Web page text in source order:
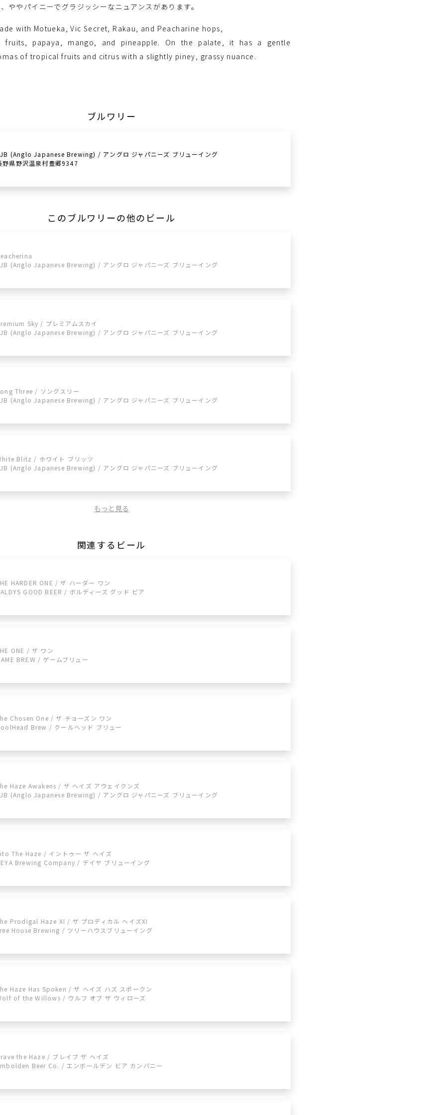
ややパイニーでグラジッシーなニュアンスがあります。
with Motueka, Vic Secret, Rakau, and Peacharine hops,
fruits, papaya, mango, and pineapple. On the palate, it has a gentle
of tropical fruits and citrus with a slightly piney, grassy nuance.
ブルワリー
(Anglo Japanese Brewing) / アングロ ジャパニーズ ブリューイング
野県野沢温泉村豊郷9347
このブルワリーの他のビール
(Anglo Japanese Brewing) / アングロ ジャパニーズ ブリューイング
Sky / プレミアムスカイ
(Anglo Japanese Brewing) / アングロ ジャパニーズ ブリューイング
Three / ソングスリー
(Anglo Japanese Brewing) / アングロ ジャパニーズ ブリューイング
Blitz / ホワイト ブリッツ
(Anglo Japanese Brewing) / アングロ ジャパニーズ ブリューイング
もっと見る
関連するビール
HARDER ONE / ザ ハーダー ワン
GOOD BEER / ボルディーズ グッド ビア
ONE / ザ ワン
BREW / ゲームブリュー
Chosen One / ザ チョーズン ワン
Brew / クールヘッド ブリュー
Haze Awakens / ザ ヘイズ アウェイクンズ
(Anglo Japanese Brewing) / アングロ ジャパニーズ ブリューイング
The Haze / イントゥー ザ ヘイズ
Brewing Company / デイヤ ブリューイング
Prodigal Haze XI / ザ プロディカル ヘイズXI
House Brewing / ツリーハウスブリューイング
Haze Has Spoken / ザ ヘイズ ハズ スポークン
of the Willows / ウルフ オブ ザ ウィローズ
the Haze / ブレイブ ザ ヘイズ
Beer Co. / エンボールデン ビア カンパニー